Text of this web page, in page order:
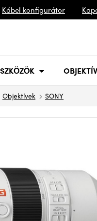
Kábel konfigurátor
Objektívek SONY